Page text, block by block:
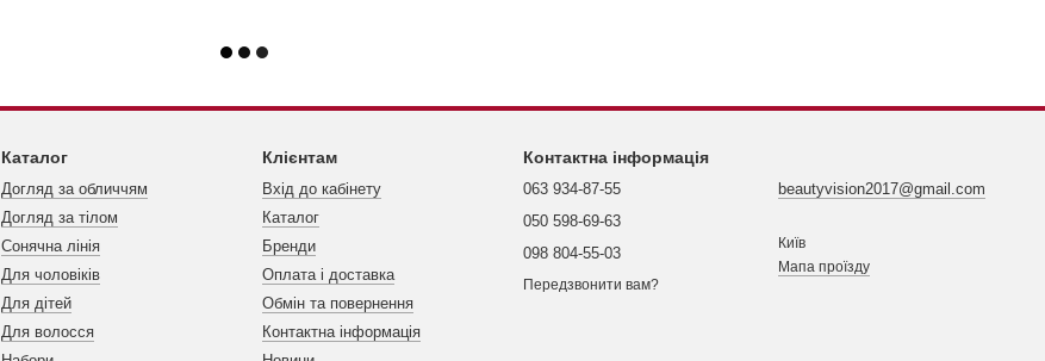
Каталог
Догляд за обличчям
Догляд за тілом
Сонячна лінія
Для чоловіків
Для дітей
Для волосся
Клієнтам
Вхід до кабінету
Каталог
Бренди
Оплата і доставка
Обмін та повернення
Контактна інформація
Контактна інформація
063 934-87-55
050 598-69-63
098 804-55-03
Передзвонити вам?
beautyvision2017@gmail.com
Київ
Мапа проїзду